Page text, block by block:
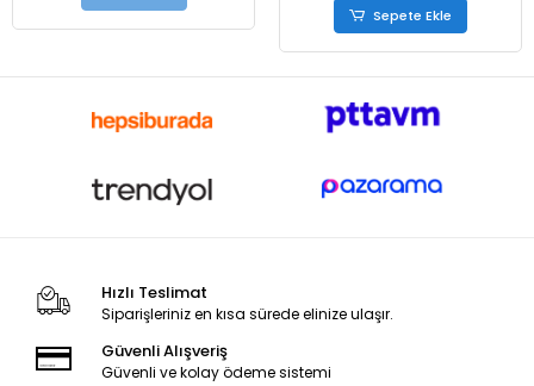
Sepete Ekle
Hızlı Teslimat
Siparişleriniz en kısa sürede elinize ulaşır.
Güvenli Alışveriş
Güvenli ve kolay ödeme sistemi